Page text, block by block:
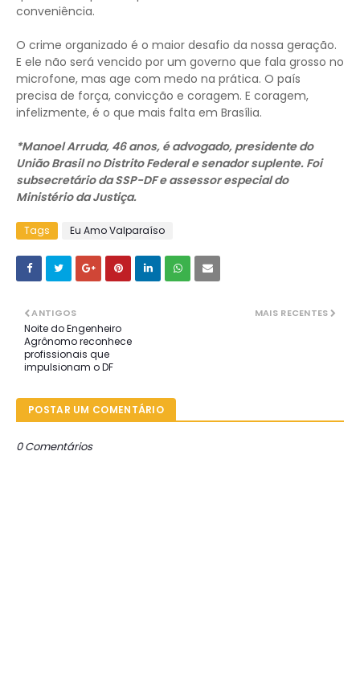
conveniência.
O crime organizado é o maior desafio da nossa geração.
E ele não será vencido por um governo que fala grosso no
microfone, mas age com medo na prática. O país
precisa de força, convicção e coragem. E coragem,
infelizmente, é o que mais falta em Brasília.
*Manoel Arruda, 46 anos, é advogado, presidente do
União Brasil no Distrito Federal e senador suplente. Foi
subsecretário da SSP-DF e assessor especial do
Ministério da Justiça.
Tags Eu Amo Valparaíso
MAIS RECENTES
ANTIGOS
Noite do Engenheiro
Agrônomo reconhece
profissionais que
impulsionam o DF
POSTAR UM COMENTÁRIO
0 Comentários